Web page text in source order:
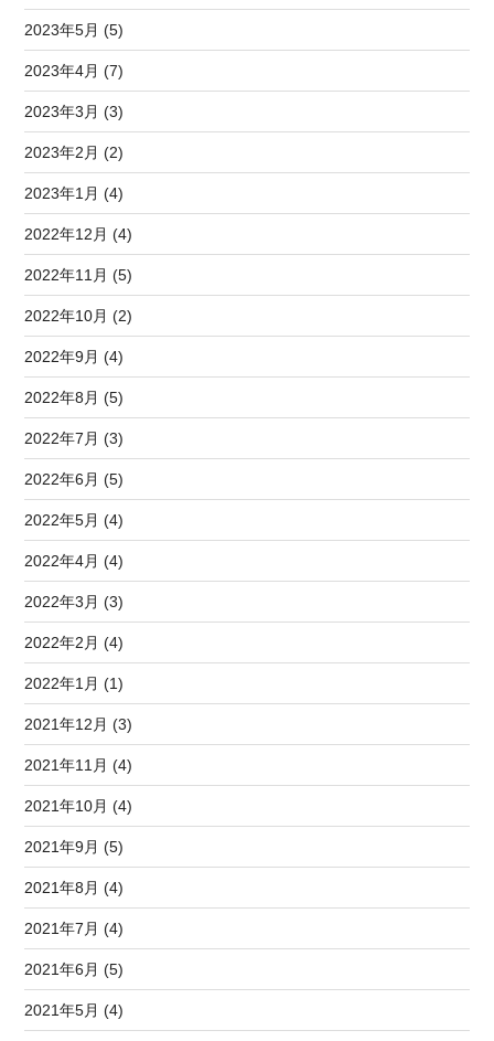
2023年5月 (5)
2023年4月 (7)
2023年3月 (3)
2023年2月 (2)
2023年1月 (4)
2022年12月 (4)
2022年11月 (5)
2022年10月 (2)
2022年9月 (4)
2022年8月 (5)
2022年7月 (3)
2022年6月 (5)
2022年5月 (4)
2022年4月 (4)
2022年3月 (3)
2022年2月 (4)
2022年1月 (1)
2021年12月 (3)
2021年11月 (4)
2021年10月 (4)
2021年9月 (5)
2021年8月 (4)
2021年7月 (4)
2021年6月 (5)
2021年5月 (4)